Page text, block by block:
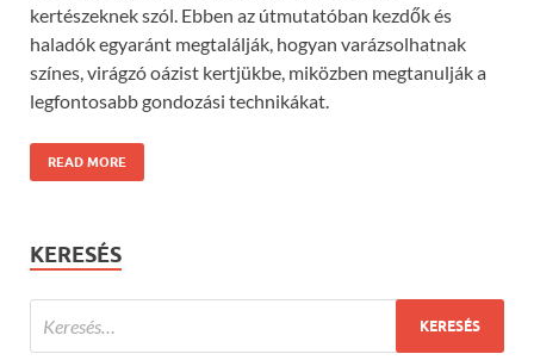
kertészeknek szól. Ebben az útmutatóban kezdők és
haladók egyaránt megtalálják, hogyan varázsolhatnak
színes, virágzó oázist kertjükbe, miközben megtanulják a
legfontosabb gondozási technikákat.
READ MORE
KERESÉS